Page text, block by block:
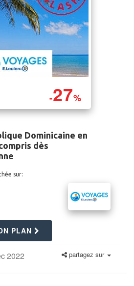
-27%
Dominicaine en
dès
sur:
PLAN
2022 partagez sur